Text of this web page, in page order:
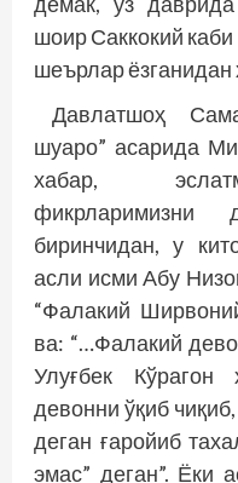
шоир Саккокий
шеърлар ёзганидан
Давлатшоҳ
шуаро” асарида
хабар,
фикрларимизни
биринчидан, у
асли исми Абу
“Фалакий
ва: “…Фалакий
Улуғбек Кўрагон
девонни ўқиб
деган ғаройиб
эмас” деган”. Ёки